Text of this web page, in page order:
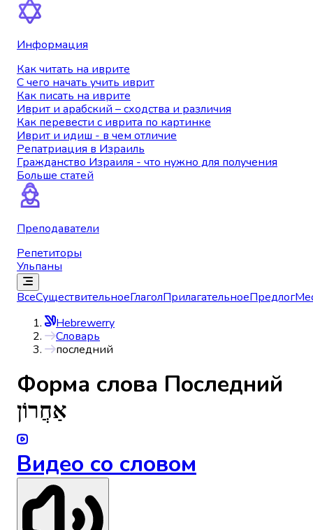
Информация
Как читать на иврите
С чего начать учить иврит
Как писать на иврите
Иврит и арабский – сходства и различия
Как перевести с иврита по картинке
Иврит и идиш - в чем отличие
Репатриация в Израиль
Гражданство Израиля - что нужно для получения
Больше статей
Преподаватели
Репетиторы
Ульпаны
ВсеСуществительноеГлаголПрилагательноеПредлог
Hebrewerry
Словарь
последний
Форма слова Последний
אַחֲרוֹן
Видео со словом